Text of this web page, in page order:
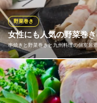
女性にも人気の野菜巻
串焼きと野菜巻きと九州料理の個室居
野菜巻き
常時役20種類の野菜巻き串
季節によって旬のお野菜を
す。特に女性のお客様に大